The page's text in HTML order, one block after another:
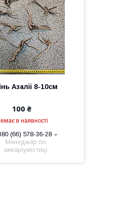
Азаліі 8-10см
100 ₴
в наявності
(66) 578-36-28
Менеджер по
акваріумістиці